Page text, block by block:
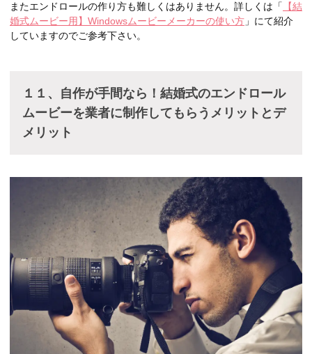
またエンドロールの作り方も難しくはありません。詳しくは「
【結
婚式ムービー用】Windowsムービーメーカーの使い方 」にて紹介
していますのでご参考下さい。
１１、自作が手間なら！結婚式のエンドロール
ムービーを業者に制作してもらうメリットとデ
メリット